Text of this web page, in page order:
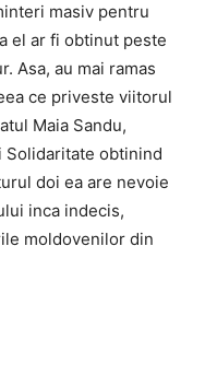
masiv pentru
el ar fi obtinut peste
Asa, au mai ramas
ce priveste viitorul
Maia Sandu,
obtinind
doi ea are nevoie
inca indecis,
moldovenilor din